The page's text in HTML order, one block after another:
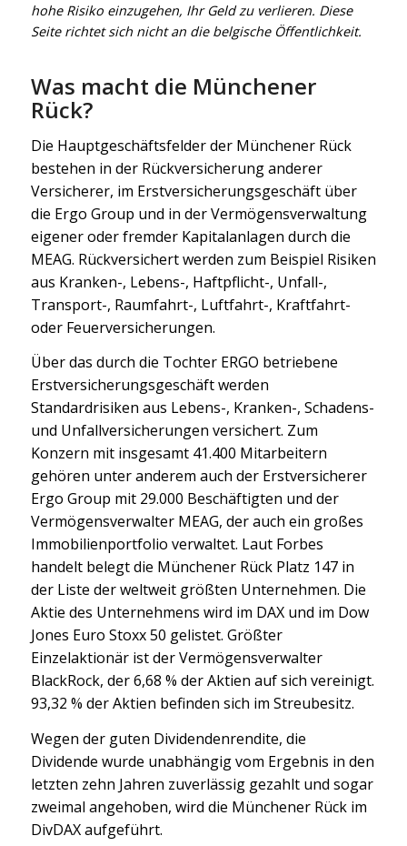
hohe Risiko einzugehen, Ihr Geld zu verlieren. Diese
Seite richtet sich nicht an die belgische Öffentlichkeit.
Was macht die Münchener
Rück?
Die Hauptgeschäftsfelder der Münchener Rück
bestehen in der Rückversicherung anderer
Versicherer, im Erstversicherungsgeschäft über
die Ergo Group und in der Vermögensverwaltung
eigener oder fremder Kapitalanlagen durch die
MEAG. Rückversichert werden zum Beispiel Risiken
aus Kranken-, Lebens-, Haftpflicht-, Unfall-,
Transport-, Raumfahrt-, Luftfahrt-, Kraftfahrt-
oder Feuerversicherungen.
Über das durch die Tochter ERGO betriebene
Erstversicherungsgeschäft werden
Standardrisiken aus Lebens-, Kranken-, Schadens-
und Unfallversicherungen versichert. Zum
Konzern mit insgesamt 41.400 Mitarbeitern
gehören unter anderem auch der Erstversicherer
Ergo Group mit 29.000 Beschäftigten und der
Vermögensverwalter MEAG, der auch ein großes
Immobilienportfolio verwaltet. Laut Forbes
handelt belegt die Münchener Rück Platz 147 in
der Liste der weltweit größten Unternehmen. Die
Aktie des Unternehmens wird im DAX und im Dow
Jones Euro Stoxx 50 gelistet. Größter
Einzelaktionär ist der Vermögensverwalter
BlackRock, der 6,68 % der Aktien auf sich vereinigt.
93,32 % der Aktien befinden sich im Streubesitz.
Wegen der guten Dividendenrendite, die
Dividende wurde unabhängig vom Ergebnis in den
letzten zehn Jahren zuverlässig gezahlt und sogar
zweimal angehoben, wird die Münchener Rück im
DivDAX aufgeführt.